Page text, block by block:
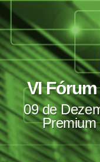
VI
09 de
Premium